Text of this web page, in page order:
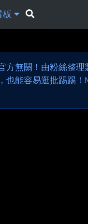
板
方無關！由粉絲整理
也能容易逛批踢踢！